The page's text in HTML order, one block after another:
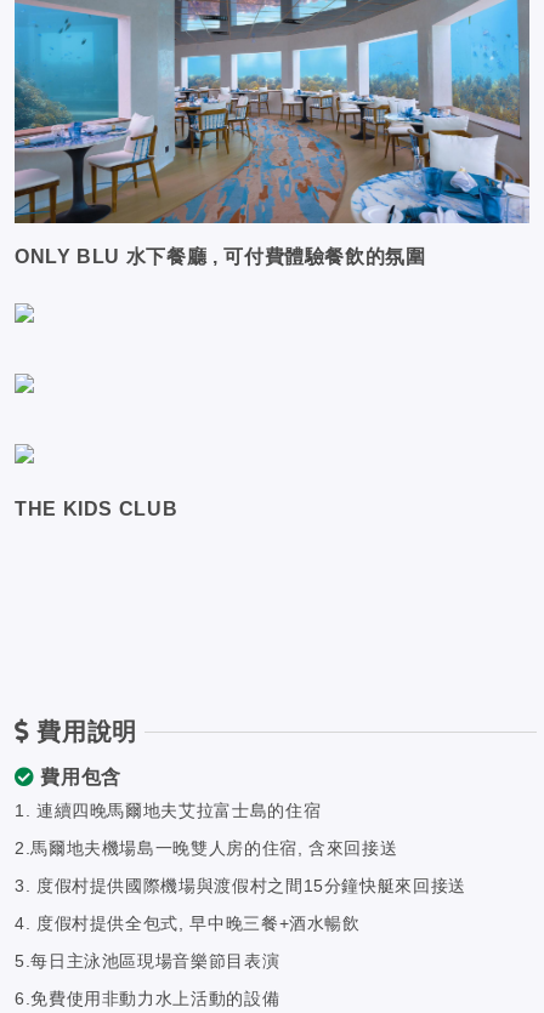
ONLY BLU 水下餐廳 , 可付費體驗餐飲的氛圍
THE KIDS CLUB
費用說明
費用包含
1. 連續四晚馬爾地夫艾拉富士島的住宿
2.馬爾地夫機場島一晚雙人房的住宿, 含來回接送
3. 度假村提供國際機場與渡假村之間15分鐘快艇來回接送
4. 度假村提供全包式, 早中晚三餐+酒水暢飲
5.每日主泳池區現場音樂節目表演
6.免費使用非動力水上活動的設備